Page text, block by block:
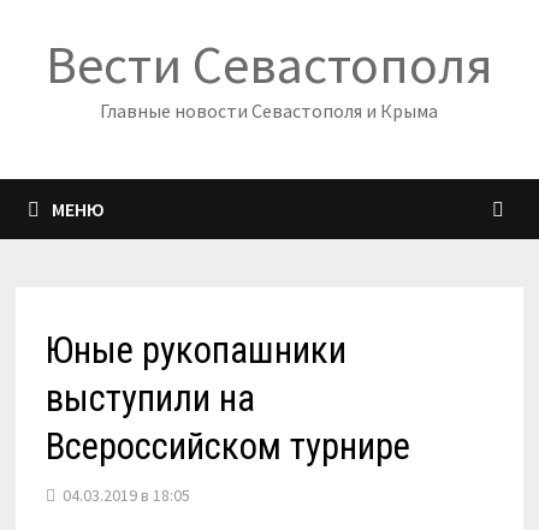
содержимому
Вести Севастополя
Главные новости Севастополя и Крыма
МЕНЮ
Юные рукопашники
выступили на
Всероссийском турнире
04.03.2019 в 18:05